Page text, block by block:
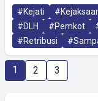
#Kejati
#DLH
#Pemkot
#Retribusi
1 2 3